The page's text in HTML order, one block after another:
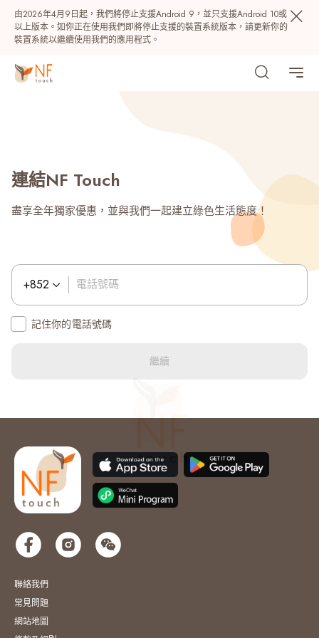
由2026年4月9日起，我們將停止支援Android 9，並只支援Android 10或
以上版本。如你正在使用我們即將停止支援的裝置系統版本，請更新你的
裝置系統以繼續使用我們的應用程式。
熱門
最近搜尋紀錄
連結NF Touch
盡享全年獨家優惠，並與我們一起建立綠色生活態度！
+852 電話號碼
碼
Turkmenistan (993)
Turks and Caicos Islands (1649)
Uganda (256)
Ukraine (Україна) (380)
United Arab Emirates (‫الإمارات العربية المتحدة‬‎) (971)
United Kingdom (44)
Uzbekistan (Oʻzbekiston) (998)
Vanuatu (678)
Vatican City (Città del Vaticano) (39)
Venezuela (58)
Vietnam (Việt Nam) (84)
Wallis and Futuna (Wallis-et-Futuna) (681)
記住你的電話號碼
繼續
聯絡我們
常見問題
網站地圖